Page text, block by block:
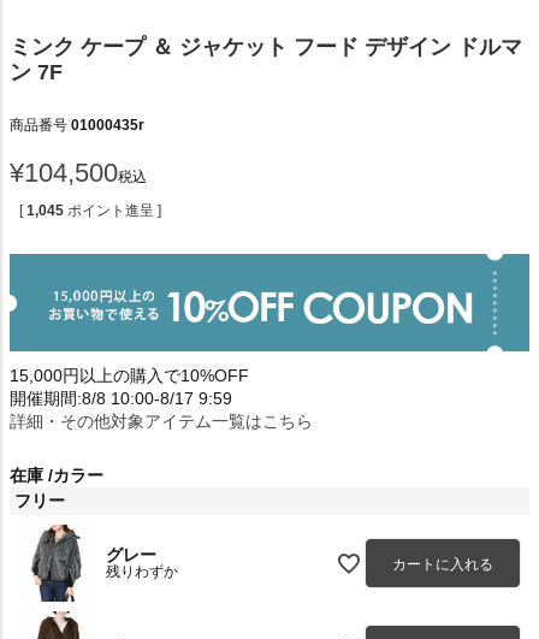
ミンク ケープ ＆ ジャケット フード デザイン ドルマ
ン 7F
商品番号 01000435r
¥104,500税込
[ 1,045 ポイント進呈 ]
15,000円以上の購入で10%OFF
開催期間:8/8 10:00-8/17 9:59
詳細・その他対象アイテム一覧はこちら
在庫 カラー
フリー
グレー
残りわずか カートに入れる